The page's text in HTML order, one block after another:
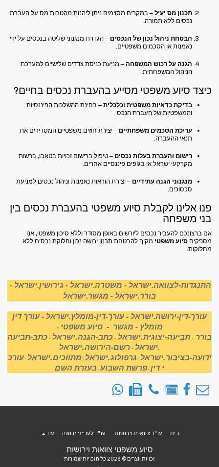
תכנון מס יעיל– במקרים מסוימים ניתן ליהנות מהטבות מס על העברת
נכסים ללא תמורה.
הבטחת ניהול נכון של הנכסים – הגדרת מנגנוני שליטה בנכסים על ידי
נאמנות או הסכמים משפטיים.
הגנה על רכוש המשפחה – מניעת כניסת צדדים שלישיים למערכת
הניהול המשפחתית.
כיצד סיוע משפטי מסייע בהעברת נכסים בחיים?
בדיקת כדאיות משפטית וכלכלית– בחינת ההשלכות הפיננסיות
והמשפטיות של העברת הנכס.
עריכת הסכמים משפחתיים – יצירת חוזים משפטיים המסדירים את
תנאי ההעברה.
רישום והעברת בעלות נכסים – טיפול ברישום זכויות בטאבו, ברשות
מקרקעי ישראל או בגופים פיננסיים אחרים.
מנגנוני הגנה עתידיים – יצירת הוראות נאמנות וניהול נכסים למניעת
סכסוכים.
פנו אלינו לקבלת סיוע משפטי בהעברת נכסים בין
בני משפחה
אם ברצונכם להעביר נכסים ליורשים באופן מסודר וללא סיכון משפטי, אנו
מספקים סיוע משפטי מקיף להבטחת תכנון ירושה נכון וחלוקת נכסים ללא
מחלוקות.
התנגדות-לצוואה.ישראל - משטרה.ישראל - גירושין.ישראל -
בורר.ישראל - מגשר.ישראל
עורך-דין-ירושה.ישראל - עורך-דין-מומלץ.ישראל - עורך דין
מומלץ - מגשר -סיוע משפטי -
בורר - תביעה-יצוגית.ישראל - כתב-הגנה.ישראל - כתב-תביעה
.ישראל -רשם-הירושה.ישראל
ידועה-בציבור.ישראל - גרפולוג.ישראל - מתווכים.ישראל - עורכ
י דין - פרשת השבוע- בעזרת השם
סיוע משפטי צוואות וירושות
זכויות יוצרים © 2026 כל הזכויות שמורות
בית עו"ד צוואות וירושות עו"ד לענייני ירושה עוד